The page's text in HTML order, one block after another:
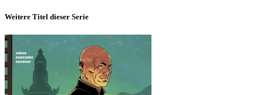
Weitere Titel dieser Serie